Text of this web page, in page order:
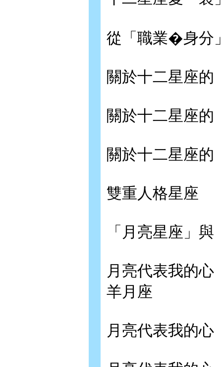
從「職業�身分
關於十二星座的
關於十二星座的
關於十二星座的
雙重人格星座
「月亮星座」
月亮代表我的心
羊月座
月亮代表我的心